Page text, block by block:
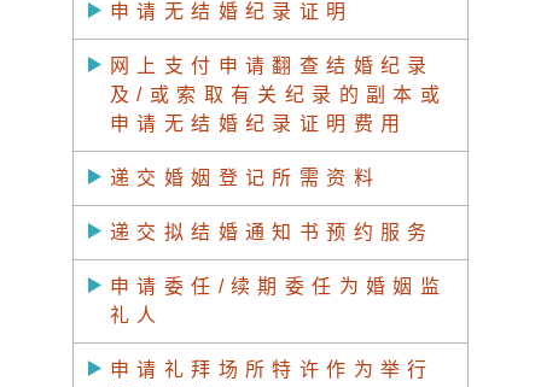
申请无结婚纪录证明
网上支付申请翻查结婚纪录
及/或索取有关纪录的副本或
申请无结婚纪录证明费用
递交婚姻登记所需资料
递交拟结婚通知书预约服务
申请委任/续期委任为婚姻监
礼人
申请礼拜场所特许作为举行